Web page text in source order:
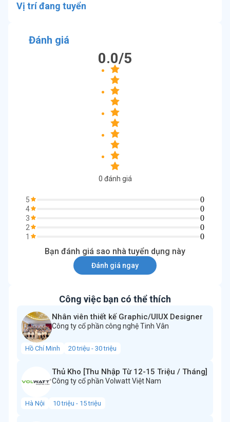
Vị trí đang tuyển
Đánh giá
5 0
4 0
3 0
2 0
1 0
0.0/5
0 đánh giá
Bạn đánh giá sao nhà tuyển dụng này
Đánh giá ngay
Công việc bạn có thể thích
Nhân viên thiết kế Graphic/UIUX Designer
Công ty cổ phần công nghệ Tinh Vân
Hồ Chí Minh 20 triệu - 30 triệu
Thủ Kho [Thu Nhập Từ 12-15 Triệu / Tháng]
Công ty cổ phần Volwatt Việt Nam
Hà Nội 10 triệu - 15 triệu